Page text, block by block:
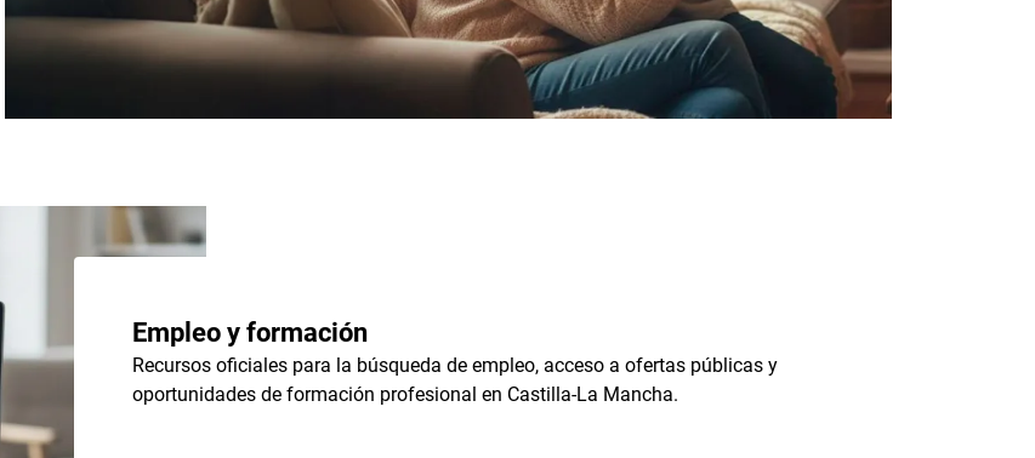
Empleo y formación
Recursos oficiales para la búsqueda de empleo, acceso a ofertas públicas y
oportunidades de formación profesional en Castilla-La Mancha.